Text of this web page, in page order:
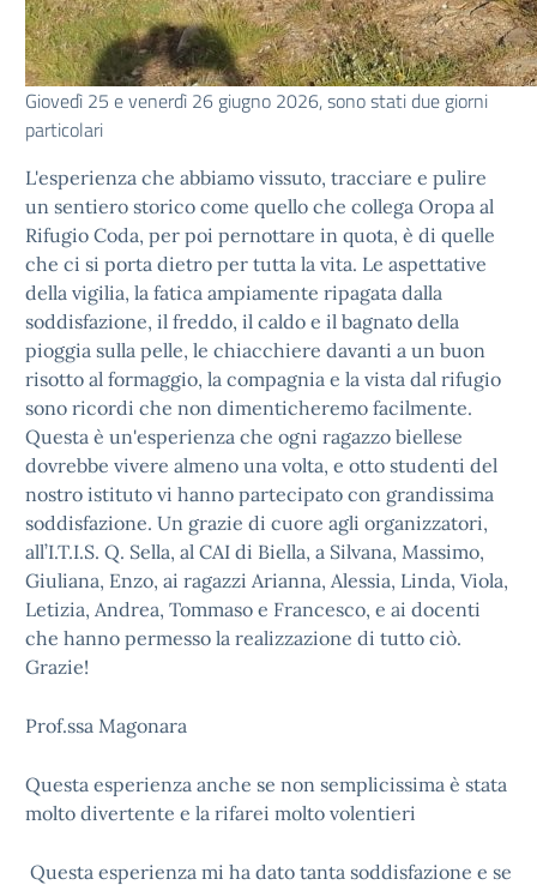
Giovedì 25 e venerdì 26 giugno 2026, sono stati due giorni
particolari
L'esperienza che abbiamo vissuto, tracciare e pulire
un sentiero storico come quello che collega Oropa al
Rifugio Coda, per poi pernottare in quota, è di quelle
che ci si porta dietro per tutta la vita. Le aspettative
della vigilia, la fatica ampiamente ripagata dalla
soddisfazione, il freddo, il caldo e il bagnato della
pioggia sulla pelle, le chiacchiere davanti a un buon
risotto al formaggio, la compagnia e la vista dal rifugio
sono ricordi che non dimenticheremo facilmente.
Questa è un'esperienza che ogni ragazzo biellese
dovrebbe vivere almeno una volta, e otto studenti del
nostro istituto vi hanno partecipato con grandissima
soddisfazione. Un grazie di cuore agli organizzatori,
all’I.T.I.S. Q. Sella, al CAI di Biella, a Silvana, Massimo,
Giuliana, Enzo, ai ragazzi Arianna, Alessia, Linda, Viola,
Letizia, Andrea, Tommaso e Francesco, e ai docenti
che hanno permesso la realizzazione di tutto ciò.
Grazie!
Prof.ssa Magonara
Questa esperienza anche se non semplicissima è stata
molto divertente e la rifarei molto volentieri
Questa esperienza mi ha dato tanta soddisfazione e se